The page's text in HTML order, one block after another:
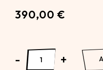
390,00 €
Damaged Natural
- +